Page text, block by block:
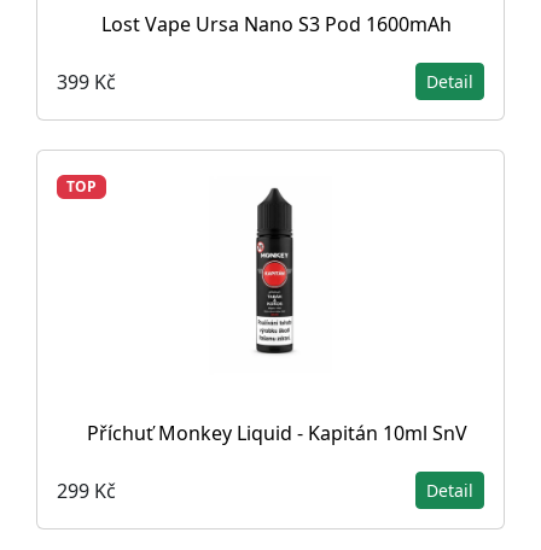
Lost Vape Ursa Nano S3 Pod 1600mAh
399 Kč Detail
TOP
Příchuť Monkey Liquid - Kapitán 10ml SnV
299 Kč Detail